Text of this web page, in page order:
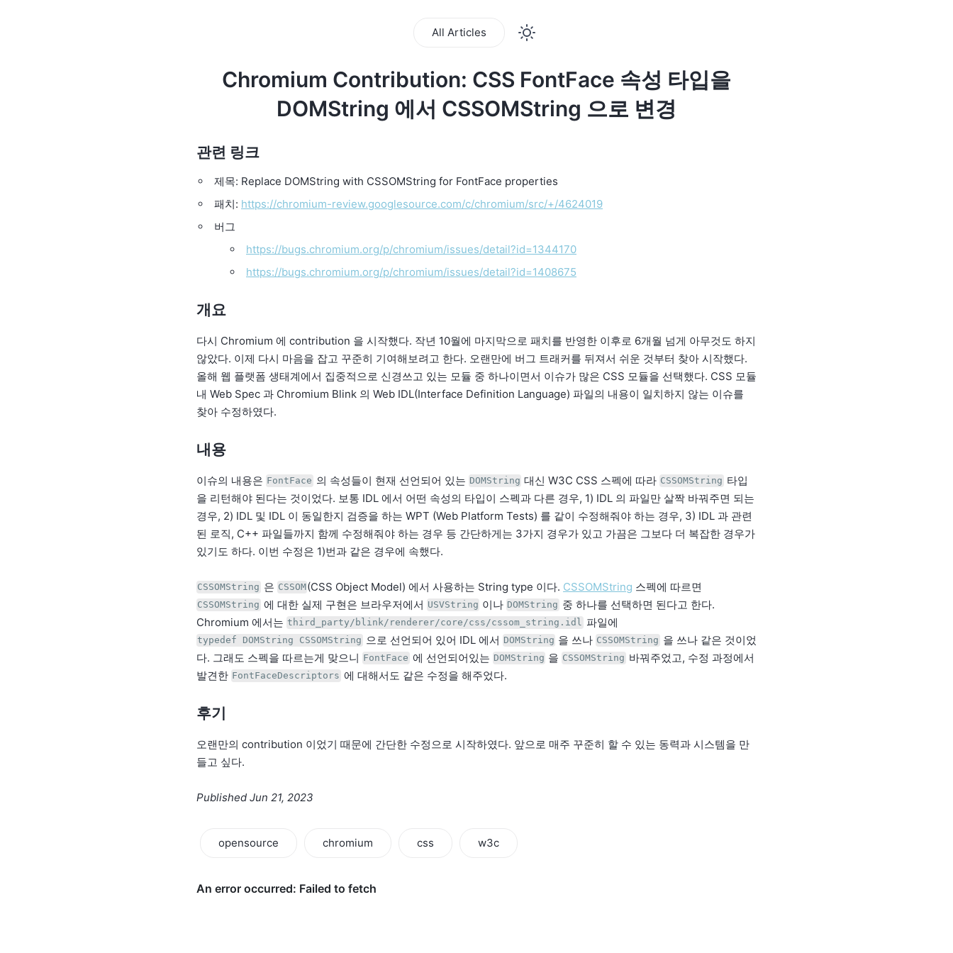
All Articles
Chromium Contribution: CSS FontFace 속성 타입을
DOMString 에서 CSSOMString 으로 변경
관련 링크
제목: Replace DOMString with CSSOMString for FontFace properties
패치: https://chromium-review.googlesource.com/c/chromium/src/+/4624019
버그
https://bugs.chromium.org/p/chromium/issues/detail?id=1344170
https://bugs.chromium.org/p/chromium/issues/detail?id=1408675
개요
다시 Chromium 에 contribution 을 시작했다. 작년 10월에 마지막으로 패치를 반영한 이후로 6개월 넘게 아무것도 하지
않았다. 이제 다시 마음을 잡고 꾸준히 기여해보려고 한다. 오랜만에 버그 트래커를 뒤져서 쉬운 것부터 찾아 시작했다.
올해 웹 플랫폼 생태계에서 집중적으로 신경쓰고 있는 모듈 중 하나이면서 이슈가 많은 CSS 모듈을 선택했다. CSS 모듈
내 Web Spec 과 Chromium Blink 의 Web IDL(Interface Definition Language) 파일의 내용이 일치하지 않는 이슈를
찾아 수정하였다.
내용
이슈의 내용은 FontFace 의 속성들이 현재 선언되어 있는 DOMString 대신 W3C CSS 스펙에 따라 CSSOMString 타입
을 리턴해야 된다는 것이었다. 보통 IDL 에서 어떤 속성의 타입이 스펙과 다른 경우, 1) IDL 의 파일만 살짝 바꿔주면 되는
경우, 2) IDL 및 IDL 이 동일한지 검증을 하는 WPT (Web Platform Tests) 를 같이 수정해줘야 하는 경우, 3) IDL 과 관련
된 로직, C++ 파일들까지 함께 수정해줘야 하는 경우 등 간단하게는 3가지 경우가 있고 가끔은 그보다 더 복잡한 경우가
있기도 하다. 이번 수정은 1)번과 같은 경우에 속했다.
CSSOMString 은 CSSOM(CSS Object Model) 에서 사용하는 String type 이다. CSSOMString 스펙에 따르면
CSSOMString 에 대한 실제 구현은 브라우저에서 USVString 이나 DOMString 중 하나를 선택하면 된다고 한다.
Chromium 에서는 third_party/blink/renderer/core/css/cssom_string.idl 파일에
typedef DOMString CSSOMString 으로 선언되어 있어 IDL 에서 DOMString 을 쓰나 CSSOMString 을 쓰나 같은 것이었
다. 그래도 스펙을 따르는게 맞으니 FontFace 에 선언되어있는 DOMString 을 CSSOMString 바꿔주었고, 수정 과정에서
발견한 FontFaceDescriptors 에 대해서도 같은 수정을 해주었다.
후기
오랜만의 contribution 이었기 때문에 간단한 수정으로 시작하였다. 앞으로 매주 꾸준히 할 수 있는 동력과 시스템을 만
들고 싶다.
Published Jun 21, 2023
opensource chromium css w3c